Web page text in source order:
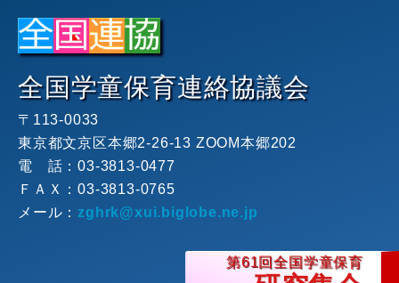
全国学童保育連絡協議会
〒113-0033
東京都文京区本郷2-26-13 ZOOM本郷202
電 話：03-3813-0477
ＦＡＸ：03-3813-0765
メール： zghrk xui.biglobe.ne.jp
第61回全国学童保育